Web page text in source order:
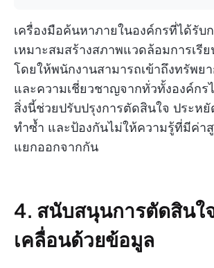
เครื่องมือค้นหาภายในองค์กรที่ได้รับ
เหมาะสมสร้างสภาพแวดล้อมการเรีย
โดยให้พนักงานสามารถเข้าถึงทรัพย
และความเชี่ยวชาญจากทั่วทั้งองค์กร
สิ่งนี้ช่วยปรับปรุงการตัดสินใจ ประหยั
ทำซ้ำ และป้องกันไม่ให้ความรู้ที่มีค่า
แยกออกจากกัน
4. สนับสนุนการตัดสินใ
เคลื่อนด้วยข้อมูล